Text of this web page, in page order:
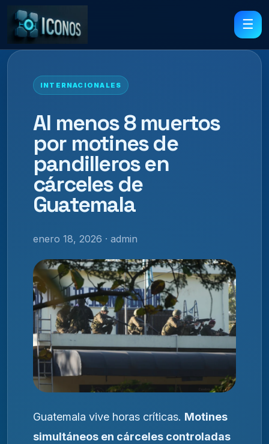
☰
INTERNACIONALES
Al menos 8 muertos
por motines de
pandilleros en
cárceles de
Guatemala
enero 18, 2026 · admin
Guatemala vive horas críticas. Motines
simultáneos en cárceles controladas